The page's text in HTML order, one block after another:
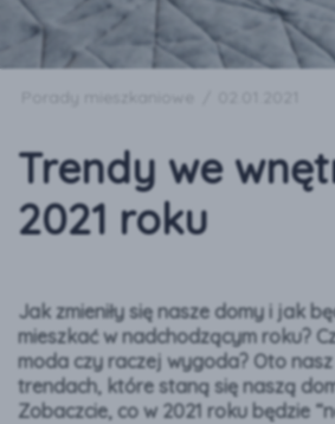
Trendy we
2021 roku
Jak zmieniły się nasze domy i jak
mieszkać w nadchodzącym roku?
moda czy raczej wygoda? Oto
trendach, które staną się naszą
Zobaczcie, co w 2021 roku będzie